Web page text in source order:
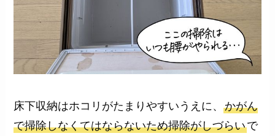
床下収納はホコリがたまりやすいうえに、かがん
で掃除しなくてはならないため掃除がしづらいで